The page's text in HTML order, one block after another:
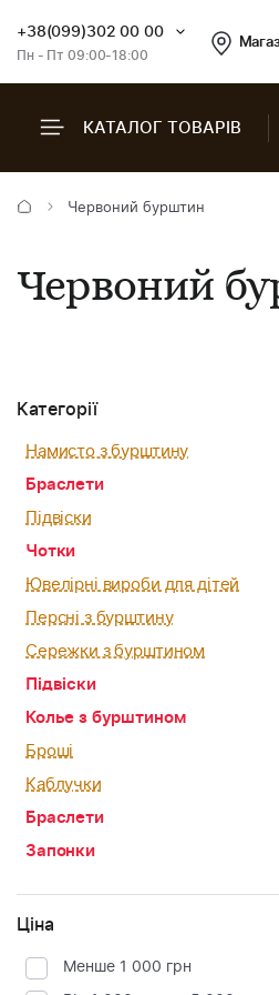
+38(099)302 00 00
Пн - Пт 09:00-18:00
КАТАЛОГ ТОВАРІВ
Червоний бурштин
Червоний
Категорії
Намисто з бурштину
Браслети
Підвіски
Чотки
Ювелірні вироби для дітей
Персні з бурштину
Сережки з бурштином
Підвіски
Колье з бурштином
Броші
Каблучки
Браслети
Запонки
Ціна
Менше 1 000 грн